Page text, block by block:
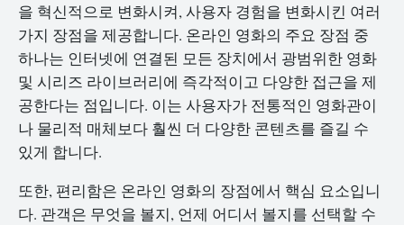
을 혁신적으로 변화시켜, 사용자 경험을 변화시킨 여러
가지 장점을 제공합니다. 온라인 영화의 주요 장점 중
하나는 인터넷에 연결된 모든 장치에서 광범위한 영화
및 시리즈 라이브러리에 즉각적이고 다양한 접근을 제
공한다는 점입니다. 이는 사용자가 전통적인 영화관이
나 물리적 매체보다 훨씬 더 다양한 콘텐츠를 즐길 수
있게 합니다.
또한, 편리함은 온라인 영화의 장점에서 핵심 요소입니
다. 관객은 무엇을 볼지, 언제 어디서 볼지를 선택할 수